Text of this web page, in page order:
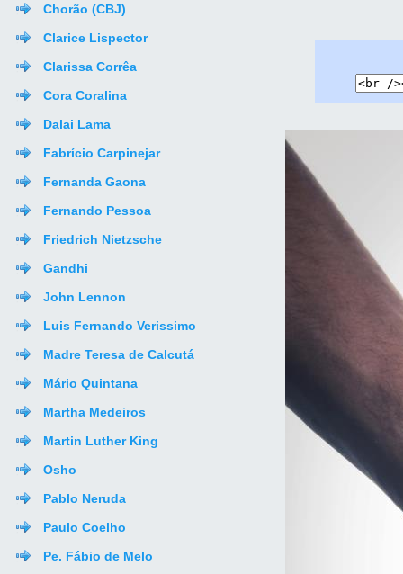
Chorão (CBJ)
Clarice Lispector
Clarissa Corrêa
Cora Coralina
Dalai Lama
Fabrício Carpinejar
Fernanda Gaona
Fernando Pessoa
Friedrich Nietzsche
Gandhi
John Lennon
Luis Fernando Verissimo
Madre Teresa de Calcutá
Mário Quintana
Martha Medeiros
Martin Luther King
Osho
Pablo Neruda
Paulo Coelho
Pe. Fábio de Melo